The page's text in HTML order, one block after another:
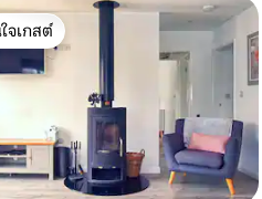
เกสต์ที่สุด
จเกสต์